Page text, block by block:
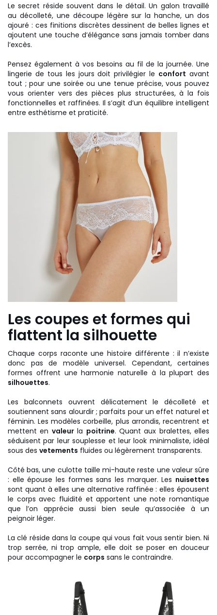
Le secret réside souvent dans le détail. Un galon travaillé
au décolleté, une découpe légère sur la hanche, un dos
ajouré : ces finitions discrètes dessinent de belles lignes et
ajoutent une touche d’élégance sans jamais tomber dans
l’excès.
Pensez également à vos besoins au fil de la journée. Une
lingerie de tous les jours doit privilégier le confort avant
tout ; pour une soirée ou une tenue précise, vous pouvez
vous orienter vers des pièces plus structurées, à la fois
fonctionnelles et raffinées. Il s’agit d’un équilibre intelligent
entre esthétisme et praticité.
Les coupes et formes qui
flattent la silhouette
Chaque corps raconte une histoire différente : il n’existe
donc pas de modèle universel. Cependant, certaines
formes offrent une harmonie naturelle à la plupart des
silhouettes.
Les balconnets ouvrent délicatement le décolleté et
soutiennent sans alourdir ; parfaits pour un effet naturel et
féminin. Les modèles corbeille, plus arrondis, recentrent et
mettent en valeurla poitrine. Quant aux bralettes, elles
séduisent par leur souplesse et leur look minimaliste, idéal
sous des vetements fluides ou légèrement transparents.
Côté bas, une culotte taille mi-haute reste une valeur sûre
: elle épouse les formes sans les marquer. Les nuisettes
sont quant à elles une alternative raffinée : elles épousent
le corps avec fluidité et apportent une note romantique
que l’on apprécie aussi bien seule qu’associée à un
peignoir léger.
La clé réside dans la coupe qui vous fait vous sentir bien. Ni
trop serrée, ni trop ample, elle doit se poser en douceur
pour accompagner le corps sans le contraindre.